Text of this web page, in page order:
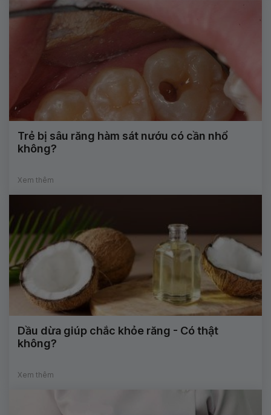
Trẻ bị sâu răng hàm sát nướu có cần nhổ
không?
Xem thêm
Dầu dừa giúp chắc khỏe răng - Có thật
không?
Xem thêm